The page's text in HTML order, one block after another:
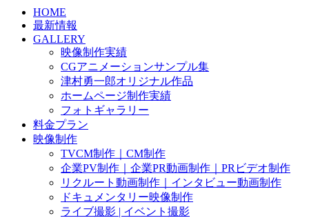
HOME
最新情報
GALLERY
映像制作実績
CGアニメーションサンプル集
津村勇一郎オリジナル作品
ホームページ制作実績
フォトギャラリー
料金プラン
映像制作
TVCM制作｜CM制作
企業PV制作｜企業PR動画制作｜PRビデオ制作
リクルート動画制作｜インタビュー動画制作
ドキュメンタリー映像制作
ライブ撮影 | イベント撮影